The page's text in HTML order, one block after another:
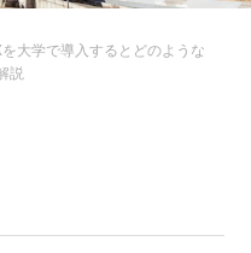
大学で導入するとどのような
説